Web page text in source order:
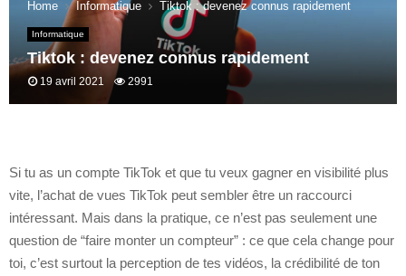
Home Informatique Tiktok : devenez connus rapidement
Informatique
Tiktok : devenez connus rapidement
19 avril 2021 2991
Si tu as un compte TikTok et que tu veux gagner en visibilité plus
vite, l’achat de vues TikTok peut sembler être un raccourci
intéressant. Mais dans la pratique, ce n’est pas seulement une
question de “faire monter un compteur” : ce que cela change pour
toi, c’est surtout la perception de tes vidéos, la crédibilité de ton